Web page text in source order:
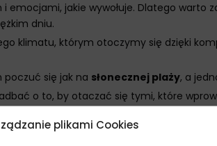
plikami Cookies
emocjami, jakie wywołuje. Dlatego warto
dniu.
klimatu, którym otoczymy się dzięki
się jak na słonecznej plaży, a
o to, by otaczać się tymi, które